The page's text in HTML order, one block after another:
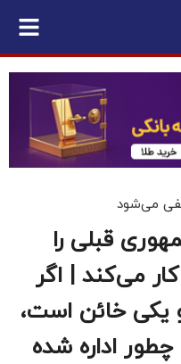
می‌شود
قبلی را
متهم کردند که با CIA کار می‌کند | اگر
خائن است،
اداره شده